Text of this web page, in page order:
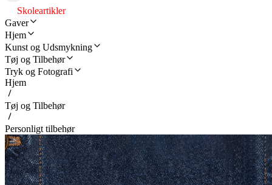
Skoleartikler
Gaver
Hjem
Kunst og Udsmykning
Tøj og Tilbehør
Tryk og Fotografi
Hjem
Tøj og Tilbehør
Personligt tilbehør